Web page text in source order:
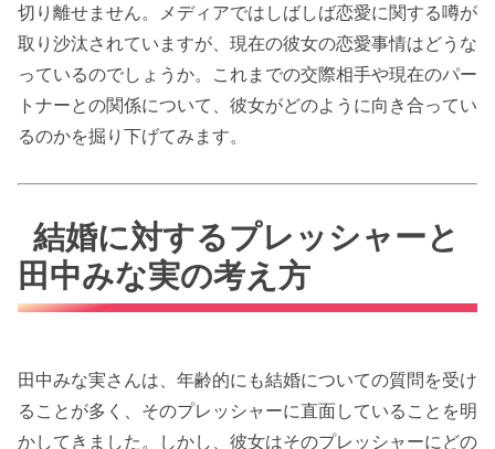
切り離せません。メディアではしばしば恋愛に関する噂が
取り沙汰されていますが、現在の彼女の恋愛事情はどうな
っているのでしょうか。これまでの交際相手や現在のパー
トナーとの関係について、彼女がどのように向き合ってい
るのかを掘り下げてみます。
結婚に対するプレッシャーと
田中みな実の考え方
田中みな実さんは、年齢的にも結婚についての質問を受け
ることが多く、そのプレッシャーに直面していることを明
かしてきました。しかし、彼女はそのプレッシャーにどの